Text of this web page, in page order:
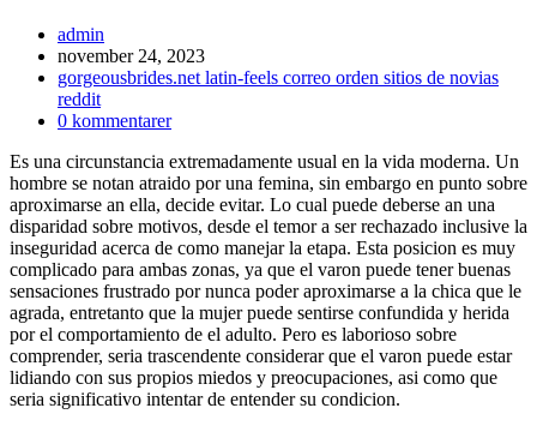
Inläggsförfattare:
admin
Inlägget
publicerat:
november 24, 2023
Inläggskategori:
gorgeousbrides.net latin-feels correo orden sitios de novias
reddit
Kommentarer
inlägget:
0 kommentarer
Es una circunstancia extremadamente usual en la vida moderna. Un
hombre se notan atraido por una femina, sin embargo en punto sobre
aproximarse an ella, decide evitar. Lo cual puede deberse an una
disparidad sobre motivos, desde el temor a ser rechazado inclusive la
inseguridad acerca de como manejar la etapa. Esta posicion es muy
complicado para ambas zonas, ya que el varon puede tener buenas
sensaciones frustrado por nunca poder aproximarse a la chica que le
agrada, entretanto que la mujer puede sentirse confundida y herida
por el comportamiento de el adulto. Pero es laborioso sobre
comprender, seri­a trascendente considerar que el varon puede estar
lidiando con sus propios miedos y preocupaciones, asi­ como que
seri­a significativo intentar de entender su condicion.